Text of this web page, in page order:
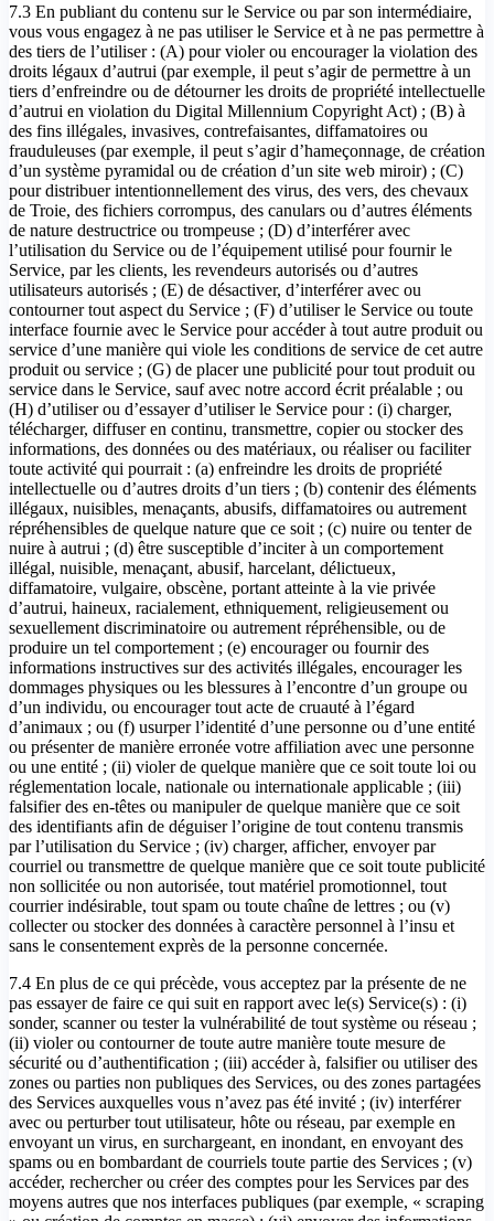
7.3 En publiant du contenu sur le Service ou par son intermédiaire,
vous vous engagez à ne pas utiliser le Service et à ne pas permettre à
des tiers de l’utiliser : (A) pour violer ou encourager la violation des
droits légaux d’autrui (par exemple, il peut s’agir de permettre à un
tiers d’enfreindre ou de détourner les droits de propriété intellectuelle
d’autrui en violation du Digital Millennium Copyright Act) ; (B) à
des fins illégales, invasives, contrefaisantes, diffamatoires ou
frauduleuses (par exemple, il peut s’agir d’hameçonnage, de création
d’un système pyramidal ou de création d’un site web miroir) ; (C)
pour distribuer intentionnellement des virus, des vers, des chevaux
de Troie, des fichiers corrompus, des canulars ou d’autres éléments
de nature destructrice ou trompeuse ; (D) d’interférer avec
l’utilisation du Service ou de l’équipement utilisé pour fournir le
Service, par les clients, les revendeurs autorisés ou d’autres
utilisateurs autorisés ; (E) de désactiver, d’interférer avec ou
contourner tout aspect du Service ; (F) d’utiliser le Service ou toute
interface fournie avec le Service pour accéder à tout autre produit ou
service d’une manière qui viole les conditions de service de cet autre
produit ou service ; (G) de placer une publicité pour tout produit ou
service dans le Service, sauf avec notre accord écrit préalable ; ou
(H) d’utiliser ou d’essayer d’utiliser le Service pour : (i) charger,
télécharger, diffuser en continu, transmettre, copier ou stocker des
informations, des données ou des matériaux, ou réaliser ou faciliter
toute activité qui pourrait : (a) enfreindre les droits de propriété
intellectuelle ou d’autres droits d’un tiers ; (b) contenir des éléments
illégaux, nuisibles, menaçants, abusifs, diffamatoires ou autrement
répréhensibles de quelque nature que ce soit ; (c) nuire ou tenter de
nuire à autrui ; (d) être susceptible d’inciter à un comportement
illégal, nuisible, menaçant, abusif, harcelant, délictueux,
diffamatoire, vulgaire, obscène, portant atteinte à la vie privée
d’autrui, haineux, racialement, ethniquement, religieusement ou
sexuellement discriminatoire ou autrement répréhensible, ou de
produire un tel comportement ; (e) encourager ou fournir des
informations instructives sur des activités illégales, encourager les
dommages physiques ou les blessures à l’encontre d’un groupe ou
d’un individu, ou encourager tout acte de cruauté à l’égard
d’animaux ; ou (f) usurper l’identité d’une personne ou d’une entité
ou présenter de manière erronée votre affiliation avec une personne
ou une entité ; (ii) violer de quelque manière que ce soit toute loi ou
réglementation locale, nationale ou internationale applicable ; (iii)
falsifier des en-têtes ou manipuler de quelque manière que ce soit
des identifiants afin de déguiser l’origine de tout contenu transmis
par l’utilisation du Service ; (iv) charger, afficher, envoyer par
courriel ou transmettre de quelque manière que ce soit toute publicité
non sollicitée ou non autorisée, tout matériel promotionnel, tout
courrier indésirable, tout spam ou toute chaîne de lettres ; ou (v)
collecter ou stocker des données à caractère personnel à l’insu et
sans le consentement exprès de la personne concernée.
7.4 En plus de ce qui précède, vous acceptez par la présente de ne
pas essayer de faire ce qui suit en rapport avec le(s) Service(s) : (i)
sonder, scanner ou tester la vulnérabilité de tout système ou réseau ;
(ii) violer ou contourner de toute autre manière toute mesure de
sécurité ou d’authentification ; (iii) accéder à, falsifier ou utiliser des
zones ou parties non publiques des Services, ou des zones partagées
des Services auxquelles vous n’avez pas été invité ; (iv) interférer
avec ou perturber tout utilisateur, hôte ou réseau, par exemple en
envoyant un virus, en surchargeant, en inondant, en envoyant des
spams ou en bombardant de courriels toute partie des Services ; (v)
accéder, rechercher ou créer des comptes pour les Services par des
moyens autres que nos interfaces publiques (par exemple, « scraping